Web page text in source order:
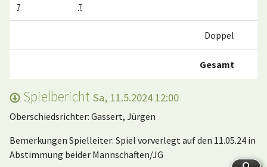
7
7
Doppel
Gesamt
Spielbericht Sa, 11.5.2024 12:00
Oberschiedsrichter: Gassert, Jürgen
Bemerkungen Spielleiter: Spiel vorverlegt auf den 11.05.24 in
Abstimmung beider Mannschaften/JG